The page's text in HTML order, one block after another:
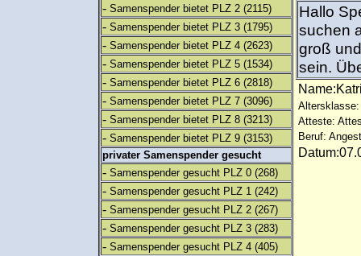
- Samenspender bietet PLZ 2 (2115)
- Samenspender bietet PLZ 3 (1795)
- Samenspender bietet PLZ 4 (2623)
- Samenspender bietet PLZ 5 (1534)
- Samenspender bietet PLZ 6 (2818)
- Samenspender bietet PLZ 7 (3096)
- Samenspender bietet PLZ 8 (3213)
- Samenspender bietet PLZ 9 (3153)
privater Samenspender gesucht
- Samenspender gesucht PLZ 0 (268)
- Samenspender gesucht PLZ 1 (242)
- Samenspender gesucht PLZ 2 (267)
- Samenspender gesucht PLZ 3 (283)
- Samenspender gesucht PLZ 4 (405)
Hallo
suchen
groß
sein.
Altersklasse:
Atteste:
Beruf: